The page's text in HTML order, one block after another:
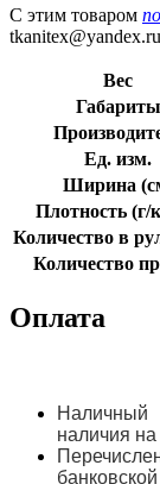
С этим товаром
tkanitex@yandex.ru
Вес
Габариты
Ед. изм.
Ширина
Плотность (г/
Количество в
Количество
Оплата
Наличный
наличия на